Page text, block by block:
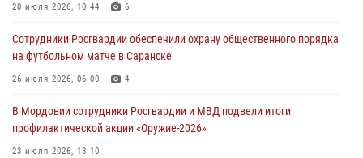
проведения масштабного праздника в Темникове
05 августа 2026, 09:04 4
20 июля 2026, 10:44 6
Сотрудники Росгвардии обеспечили охрану общественного порядка
на футбольном матче в Саранске
26 июля 2026, 06:00 4
В Мордовии сотрудники Росгвардии и МВД подвели итоги
профилактической акции «Оружие‑2026»
23 июля 2026, 13:10